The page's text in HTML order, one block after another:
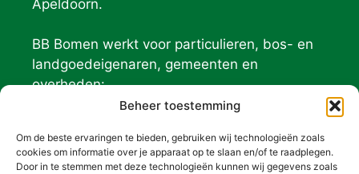
Beheer toestemming
Om de beste ervaringen te bieden, gebruiken wij technologieën zoals
cookies om informatie over je apparaat op te slaan en/of te raadplegen.
Door in te stemmen met deze technologieën kunnen wij gegevens zoals
Apeldoorn.
BB Bomen werkt voor particulieren, bos- en
landgoedeigenaren, gemeenten en
overheden:
Geldersch Landschap
De Hoge Veluwe